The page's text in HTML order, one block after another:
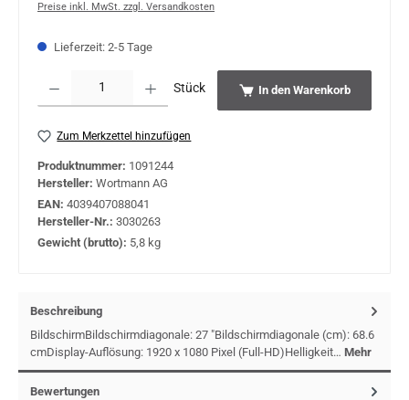
Preise inkl. MwSt. zzgl. Versandkosten
Lieferzeit: 2-5 Tage
Stück In den Warenkorb
Zum Merkzettel hinzufügen
Produktnummer: 1091244
Hersteller: Wortmann AG
EAN: 4039407088041
Hersteller-Nr.: 3030263
Gewicht (brutto): 5,8 kg
Beschreibung
BildschirmBildschirmdiagonale: 27 "Bildschirmdiagonale (cm): 68.6
cmDisplay-Auflösung: 1920 x 1080 Pixel (Full-HD)Helligkeit… Mehr
Bewertungen